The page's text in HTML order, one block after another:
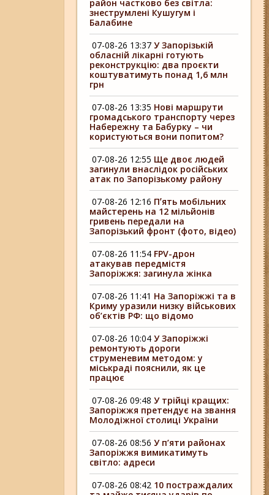
район частково без світла:
знеструмлені Кушугум і
Балабине
07-08-26 13:37 У Запорізькій
обласній лікарні готують
реконструкцію: два проєкти
коштуватимуть понад 1,6 млн
грн
07-08-26 13:35 Нові маршрути
громадського транспорту через
Набережну та Бабурку – чи
користуються вони попитом?
07-08-26 12:55 Ще двоє людей
загинули внаслідок російських
атак по Запорізькому району
07-08-26 12:16 Пʼять мобільних
майстерень на 12 мільйонів
гривень передали на
Запорізький фронт (фото, відео)
07-08-26 11:54 FPV-дрон
атакував передмістя
Запоріжжя: загинула жінка
07-08-26 11:41 На Запоріжжі та в
Криму уразили низку військових
об’єктів РФ: що відомо
07-08-26 10:04 У Запоріжжі
ремонтують дороги
струменевим методом: у
міськраді пояснили, як це
працює
07-08-26 09:48 У трійці кращих:
Запоріжжя претендує на звання
Молодіжної столиці України
07-08-26 08:56 У п’яти районах
Запоріжжя вимикатимуть
світло: адреси
07-08-26 08:42 10 постраждалих